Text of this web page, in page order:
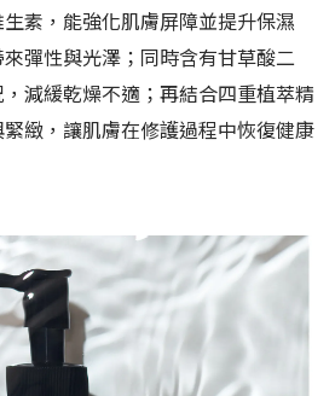
素，能強化肌膚屏障並提升保濕
彈性與光澤；同時含有甘草酸二
減緩乾燥不適；再結合四重植萃精
緻，讓肌膚在修護過程中恢復健康